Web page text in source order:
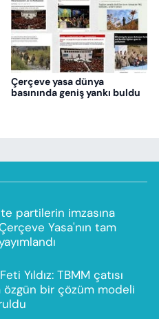
Çerçeve yasa dünya
basınında geniş yankı buldu
partilerin imzasına
Yasa'nın tam
Yıldız: TBMM çatısı
özgün bir çözüm modeli